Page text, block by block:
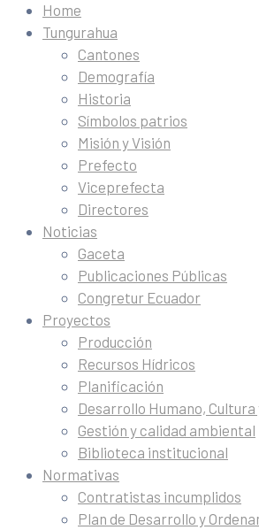
Home
Tungurahua
Cantones
Demografía
Historia
Símbolos patrios
Misión y Visión
Prefecto
Viceprefecta
Directores
Noticias
Gaceta
Publicaciones Públicas
Congretur Ecuador
Proyectos
Producción
Recursos Hídricos
Planificación
Desarrollo Humano,
Gestión y calidad ambiental
Biblioteca institucional
Normativas
Contratistas incumplidos
Plan de Desarrollo y